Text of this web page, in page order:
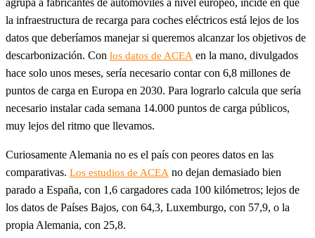
la infraestructura de recarga para coches eléctricos está lejos de los
datos que deberíamos manejar si queremos alcanzar los objetivos de
descarbonización. Con los datos de ACEA en la mano, divulgados
hace solo unos meses, sería necesario contar con 6,8 millones de
puntos de carga en Europa en 2030. Para lograrlo calcula que sería
necesario instalar cada semana 14.000 puntos de carga públicos,
muy lejos del ritmo que llevamos.
Curiosamente Alemania no es el país con peores datos en las
comparativas. Los estudios de ACEA no dejan demasiado bien
parado a España, con 1,6 cargadores cada 100 kilómetros; lejos de
los datos de Países Bajos, con 64,3, Luxemburgo, con 57,9, o la
propia Alemania, con 25,8.